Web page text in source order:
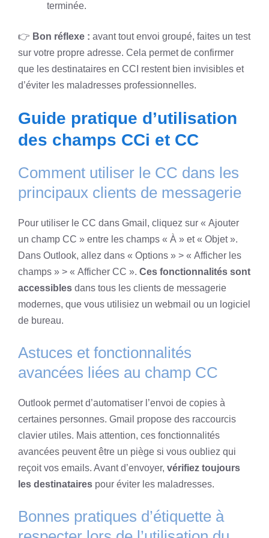
terminée.
👉 Bon réflexe : avant tout envoi groupé, faites un test
sur votre propre adresse. Cela permet de confirmer
que les destinataires en CCI restent bien invisibles et
d’éviter les maladresses professionnelles.
Guide pratique d’utilisation
des champs CCi et CC
Comment utiliser le CC dans les
principaux clients de messagerie
Pour utiliser le CC dans Gmail, cliquez sur « Ajouter
un champ CC » entre les champs « À » et « Objet ».
Dans Outlook, allez dans « Options » > « Afficher les
champs » > « Afficher CC ». Ces fonctionnalités sont
accessibles dans tous les clients de messagerie
modernes, que vous utilisiez un webmail ou un logiciel
de bureau.
Astuces et fonctionnalités
avancées liées au champ CC
Outlook permet d’automatiser l’envoi de copies à
certaines personnes. Gmail propose des raccourcis
clavier utiles. Mais attention, ces fonctionnalités
avancées peuvent être un piège si vous oubliez qui
reçoit vos emails. Avant d’envoyer, vérifiez toujours
les destinataires pour éviter les maladresses.
Bonnes pratiques d’étiquette à